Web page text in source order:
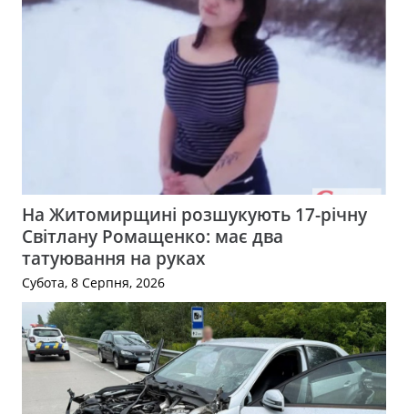
На Житомирщині розшукують 17-річну
Світлану Ромащенко: має два
татуювання на руках
Субота, 8 Серпня, 2026